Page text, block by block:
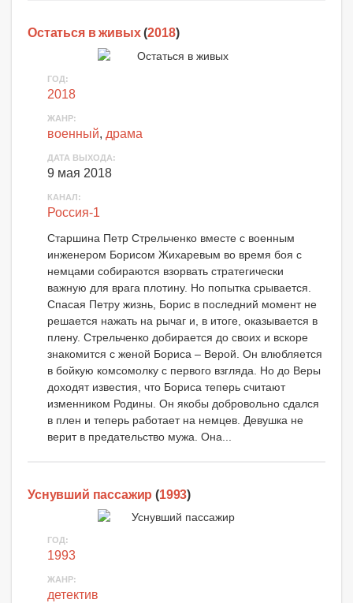
Остаться в живых(2018)
ГОД:
2018
ЖАНР:
военный, драма
ДАТА ВЫХОДА:
9 мая 2018
КАНАЛ:
Россия-1
Старшина Петр Стрельченко вместе с военным
инженером Борисом Жихаревым во время боя с
немцами собираются взорвать стратегически
важную для врага плотину. Но попытка срывается.
Спасая Петру жизнь, Борис в последний момент не
решается нажать на рычаг и, в итоге, оказывается в
плену. Стрельченко добирается до своих и вскоре
знакомится с женой Бориса – Верой. Он влюбляется
в бойкую комсомолку с первого взгляда. Но до Веры
доходят известия, что Бориса теперь считают
изменником Родины. Он якобы добровольно сдался
в плен и теперь работает на немцев. Девушка не
верит в предательство мужа. Она...
Уснувший пассажир (1993)
ГОД:
1993
ЖАНР:
детектив